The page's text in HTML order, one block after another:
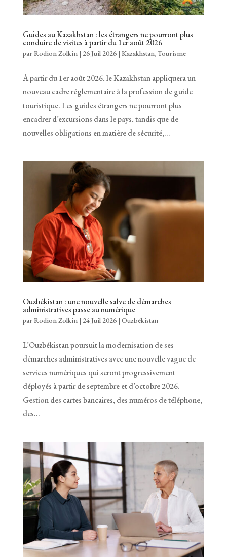
Guides au Kazakhstan : les étrangers ne pourront plus
conduire de visites à partir du 1er août 2026
parRodion Zolkin| 26 Juil 2026| Kazakhstan,Tourisme
À partir du 1er août 2026, le Kazakhstan appliquera un
nouveau cadre réglementaire à la profession de guide
touristique. Les guides étrangers ne pourront plus
encadrer d’excursions dans le pays, tandis que de
nouvelles obligations en matière de sécurité,...
Ouzbékistan : une nouvelle salve de démarches
administratives passe au numérique
parRodion Zolkin | 24 Juil 2026| Ouzbékistan
L’Ouzbékistan poursuit la modernisation de ses
démarches administratives avec une nouvelle vague de
services numériques qui seront progressivement
déployés à partir de septembre et d’octobre 2026.
Gestion des cartes bancaires, des numéros de téléphone,
des...